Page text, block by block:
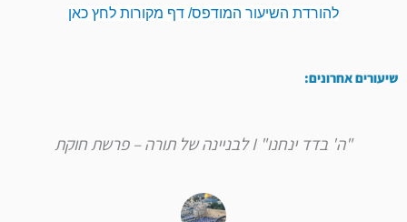
להורדת השיעור המודפס/ דף מקורות לחץ כאן
שיעורים אחרונים:
"ה' בדד ינחנו" I לבניינה של תורה – פרשת חוקת